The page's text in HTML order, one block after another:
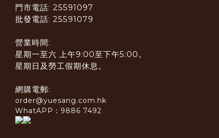
門市電話: 25591097
批發電話: 25591079
營業時間:
星期一至六 上午9:00至下午5:00。
星期日及勞工假期休息。
網購電郵:
order@yuesang.com.hk
WhatAPP：9886 7492